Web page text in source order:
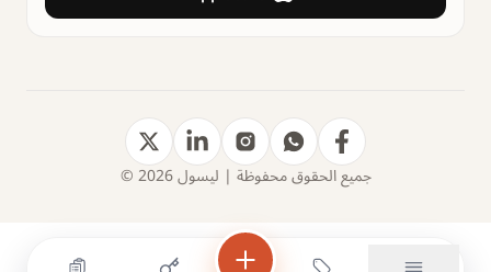
جميع الحقوق محفوظة | ليسول 2026 ©